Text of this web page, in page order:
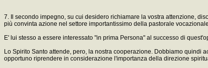
7. Il secondo impegno, su cui desidero richiamare la vostra attenzione,
più convinta azione nel settore importantissimo della pastorale
E' lui stesso a essere interessato "in prima Persona" al successo di
Lo Spirito Santo attende, pero, la nostra cooperazione. Dobbiamo quindi
opportuno riprendere in considerazione l'importanza della direzione